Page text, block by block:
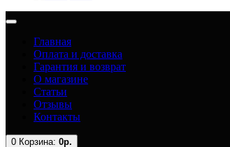
Главная
Оплата и доставка
Гарантия и возврат
О магазине
Статьи
Отзывы
Контакты
0 Корзина: 0р.